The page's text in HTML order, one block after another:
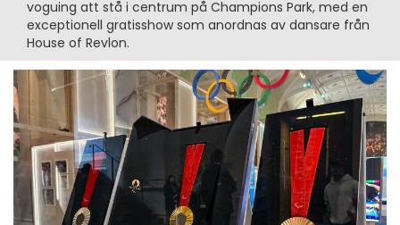
voguing att stå i centrum på Champions Park, med en
exceptionell gratisshow som anordnas av dansare från
House of Revlon.